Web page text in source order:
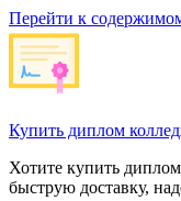
Перейти к
Купить диплом
Хотите купить
быструю доставку,